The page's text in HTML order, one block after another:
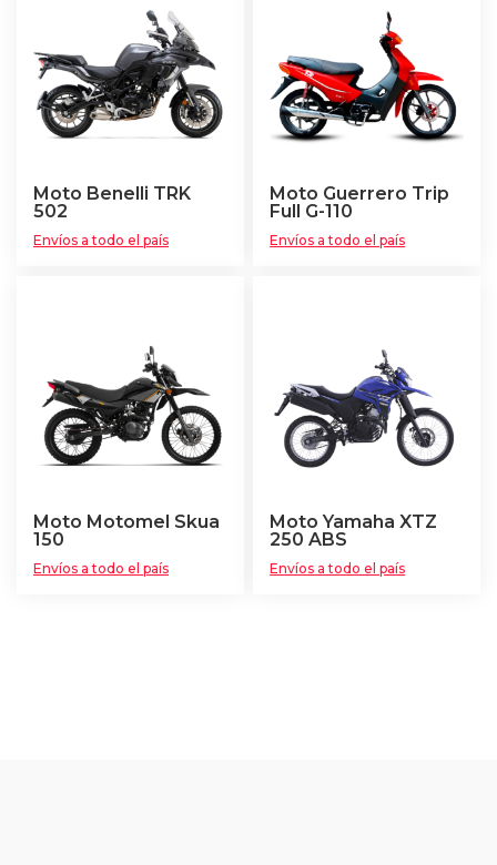
Moto Benelli TRK
502
Envíos a todo el país
Moto Guerrero Trip
Full G-110
Envíos a todo el país
Moto Motomel Skua
150
Envíos a todo el país
Moto Yamaha XTZ
250 ABS
Envíos a todo el país